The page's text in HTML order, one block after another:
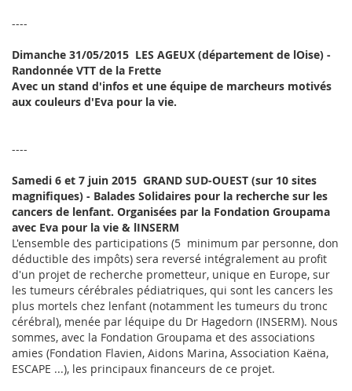
----
Dimanche 31/05/2015  LES AGEUX (département de lOise) -
Randonnée VTT de la Frette
Avec un stand d'infos et une équipe de marcheurs motivés
aux couleurs d'Eva pour la vie.
----
Samedi 6 et 7 juin 2015  GRAND SUD-OUEST (sur 10 sites
magnifiques) - Balades Solidaires pour la recherche sur les
cancers de lenfant. Organisées par la Fondation Groupama
avec Eva pour la vie & lINSERM
L'ensemble des participations (5  minimum par personne, don
déductible des impôts) sera reversé intégralement au profit
d'un projet de recherche prometteur, unique en Europe, sur
les tumeurs cérébrales pédiatriques, qui sont les cancers les
plus mortels chez lenfant (notamment les tumeurs du tronc
cérébral), menée par léquipe du Dr Hagedorn (INSERM). Nous
sommes, avec la Fondation Groupama et des associations
amies (Fondation Flavien, Aidons Marina, Association Kaëna,
ESCAPE ...), les principaux financeurs de ce projet.